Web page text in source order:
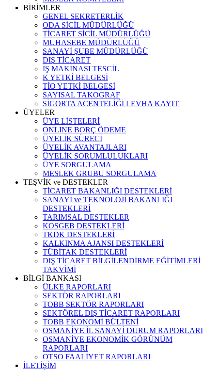
BİRİMLER
GENEL SEKRETERLİK
ODA SİCİL MÜDÜRLÜĞÜ
TİCARET SİCİL MÜDÜRLÜĞÜ
MUHASEBE MÜDÜRLÜĞÜ
SANAYİ ŞUBE MÜDÜRLÜĞÜ
DIŞ TİCARET
İŞ MAKİNASI TESCİL
K YETKİ BELGESİ
TİO YETKİ BELGESİ
SAYISAL TAKOGRAF
SİGORTA ACENTELİĞİ LEVHA KAYIT
ÜYELER
ÜYE LİSTELERİ
ONLINE BORÇ ÖDEME
ÜYELİK SÜRECİ
ÜYELİK AVANTAJLARI
ÜYELİK SORUMLULUKLARI
ÜYE SORGULAMA
MESLEK GRUBU SORGULAMA
TEŞVİK ve DESTEKLER
TİCARET BAKANLIĞI DESTEKLERİ
SANAYİ ve TEKNOLOJİ BAKANLIĞI
DESTEKLERİ
TARIMSAL DESTEKLER
KOSGEB DESTEKLERİ
TKDK DESTEKLERİ
KALKINMA AJANSI DESTEKLERİ
TÜBİTAK DESTEKLERİ
DIŞ TİCARET BİLGİLENDİRME EĞİTİMLERİ
TAKVİMİ
BİLGİ BANKASI
ÜLKE RAPORLARI
SEKTÖR RAPORLARI
TOBB SEKTÖR RAPORLARI
SEKTÖREL DIŞ TİCARET RAPORLARI
TOBB EKONOMİ BÜLTENİ
OSMANİYE İL SANAYİ DURUM RAPORLARI
OSMANİYE EKONOMİK GÖRÜNÜM
RAPORLARI
OTSO FAALİYET RAPORLARI
İLETİŞİM